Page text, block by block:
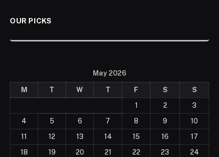
OUR PICKS
May 2026
M T W T F S
S
1
2
3
4
5 6 7 8 9
10
11
12 13 14 15 16
17
18
19 20 21 22 23
24